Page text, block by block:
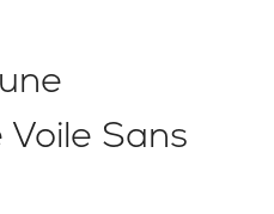
Sans